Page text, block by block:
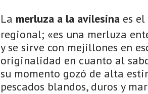
La merluza a la avilesina es
regional; «es una merluza
y se sirve con mejillones en
originalidad en cuanto al
su momento gozó de alta
pescados blandos, duros y